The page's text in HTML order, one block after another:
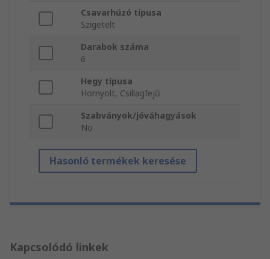
Csavarhúzó típusa
Szigetelt
Darabok száma
6
Hegy típusa
Hornyolt, Csillagfejű
Szabványok/jóváhagyások
No
Hasonló termékek keresése
Kapcsolódó linkek